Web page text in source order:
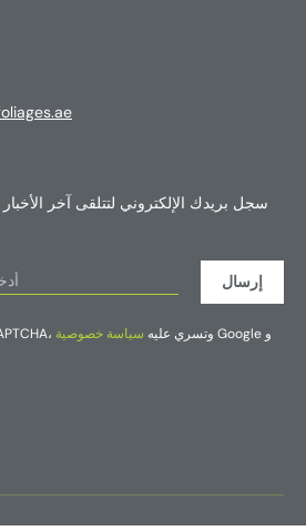
سجل بريدك الإلكتروني لتتلقى آخر
إرسال
هذا الموقع محمي بواسطة reCAPTCHA، وتسري عليه سياسة خصوصية
Google و